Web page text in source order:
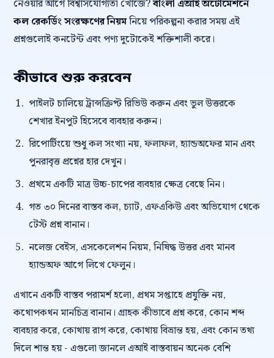
নেওয়ার আগে বিশ্বাসযোগ্যতা খোঁজে?বাংলা এআই অটোমেশনে
কল রেকর্ডিং সংরক্ষণের নিয়মনিয়ে পরিকল্পনা করার সময় এই
প্রশ্নগুলোই কনটেন্ট এবং পণ্য দুটোকেই শক্তিশালী করে।
কীভাবে শুরু করবেন
পাইলট চালিয়ে ট্রান্সক্রিপ্ট রিভিউ করুন এবং ভুল উত্তরকে
শেখার ইনপুট হিসেবে ব্যবহার করুন।
রিপোর্টিংয়ে শুধু কল সংখ্যা নয়, ফলাফল, হ্যান্ডঅফের মান এবং
পুনরাবৃত্ত প্রশ্নের হার দেখুন।
প্রথমে একটি মাত্র উচ্চ-চাপের ব্যবহার ক্ষেত্র বেছে নিন।
গত ৩০ দিনের বাস্তব কল, চ্যাট, এফএকিউ এবং অভিযোগ থেকে
টেস্ট প্রশ্ন বানান।
নলেজ বেইস, এসকেলেশন নিয়ম, নিষিদ্ধ উত্তর এবং মানব
হ্যান্ডঅফ আগে লিখে ফেলুন।
এখানে একটি বাস্তব পরামর্শ হলো, প্রথম সপ্তাহে প্রযুক্তি নয়,
কথোপকথন মানচিত্র বানান। গ্রাহক কীভাবে প্রশ্ন করে, কোন শব্দ
ব্যবহার করে, কোথায় রাগ করে, কোথায় বিভ্রান্ত হয়, এবং কোন তথ্য
দিলে শান্ত হয় - এগুলো জানলে এআই বাস্তবায়ন অনেক বেশি